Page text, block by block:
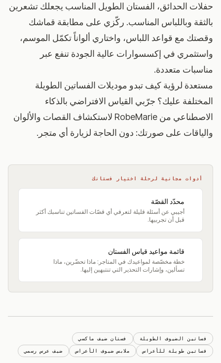
حفلات الحدائق، الفستان الطويل المناسب يجعلك تشعرين
بالثقة وباللباس المناسب. ركّزي على مطابقة قماشك
وقصتك مع قواعد اللباس، واختاري ألواناً تكمّل الموسم،
واستثمري في إكسسوارات عالية الجودة تنفع عبر
مناسبات متعددة.
مستعدة لرؤية كيف تبدو موديلات الفساتين الطويلة
المختلفة عليك؟ جرّبي القياس الافتراضي بالذكاء
الاصطناعي من RobeMarie
لاستكشاف القصات والألوان
والياقات على صورتك: دون الحاجة لزيارة أي متجر.
أدوات مجانية لرحلة اختيار فستانك
محدّد القصّة
أجيبي عن أسئلة قليلة لتعرفي أي قصّات الفساتين تناسبك أكثر
قبل أن تجربيها.
قائمة مواعيد قياس الفستان
خطة مخصّصة لمواعيدك في المتاجر: ماذا تحضّرين، ماذا
تسألين، وإشارات التحذير التي تنتبهين إليها.
فساتين الضيوف الطويلة
فستان ضيف ماكسي
فساتين طويلة للأعراس
ملابس ضيوف الأعراس ضيف عرس رسمي